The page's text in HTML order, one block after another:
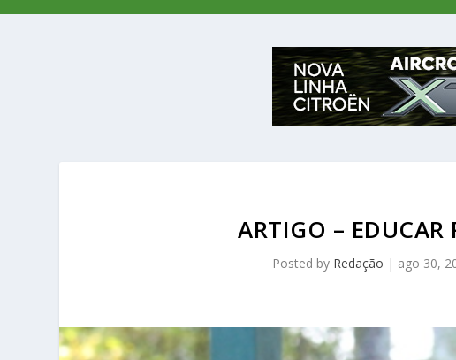
ARTIGO – EDUCAR
Posted by Redação | ago 30,